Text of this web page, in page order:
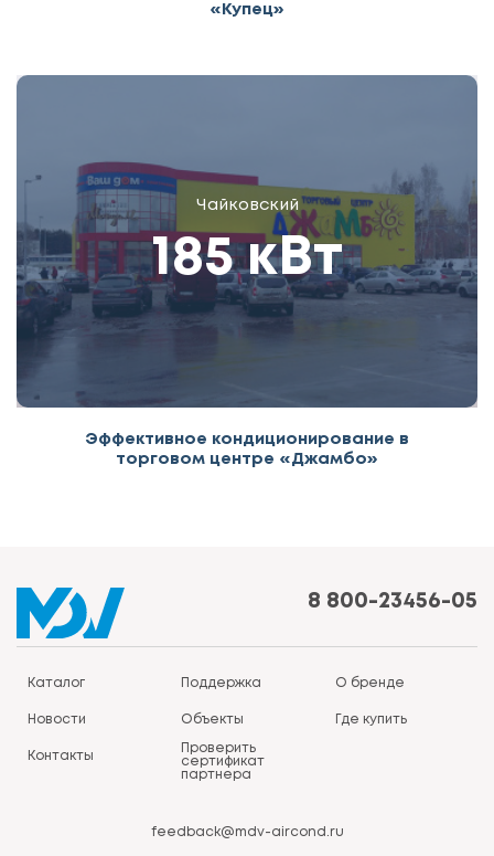
«Купец»
Чайковский
185 кВт
Эффективное кондиционирование в
торговом центре «Джамбо»
8 800-23456-05
Каталог Поддержка О бренде
Новости Объекты Где купить
Контакты
Проверить
сертификат
партнера
feedback@mdv-aircond.ru